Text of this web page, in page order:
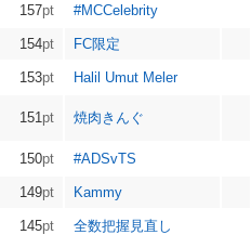
157pt #MCCelebrity
154pt FC限定
153pt Halil Umut Meler
151 pt 焼肉きんぐ
150pt #ADSvTS
149pt Kammy
145pt 全数把握見直し